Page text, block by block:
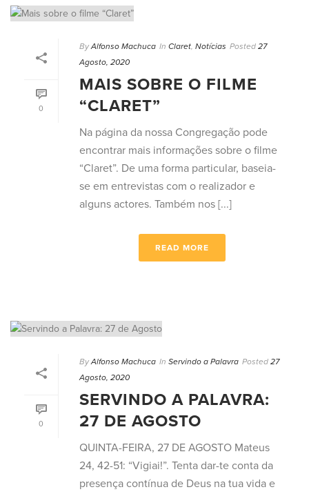
0
By Alfonso Machuca In Claret, Notícias Posted 27
Agosto, 2020
MAIS SOBRE O FILME
“CLARET”
Na página da nossa Congregação pode
encontrar mais informações sobre o filme
“Claret”. De uma forma particular, baseia-
se em entrevistas com o realizador e
alguns actores. Também nos [...]
READ MORE
0
By Alfonso Machuca In Servindo a Palavra Posted 27
Agosto, 2020
SERVINDO A PALAVRA:
27 DE AGOSTO
QUINTA-FEIRA, 27 DE AGOSTO Mateus
24, 42-51: “Vigiai!”. Tenta dar-te conta da
presença contínua de Deus na tua vida e